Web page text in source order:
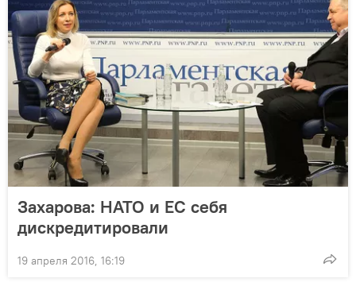
Захарова: НАТО и ЕС себя
дискредитировали
19 апреля 2016, 16:19